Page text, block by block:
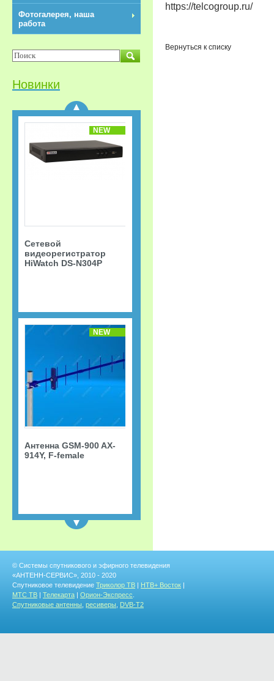
https://telcogroup.ru/
Вернуться к списку
Фотогалерея, наша
работа
Новинки
Делитель HDMI 1x3
REXANT
NEW
Сетевой
видеорегистратор
HiWatch DS-N304P
NEW
Антенна GSM-900 AX-
914Y, F-female
© Системы спутникового и эфирного телевидения
«АНТЕНН-СЕРВИС», 2010 - 2020
Спутниковое телевидение Триколор ТВ | НТВ+ Восток |
МТС ТВ | Телекарта | Орион-Экспресс
Спутниковые антенны ресиверы DVB-T2